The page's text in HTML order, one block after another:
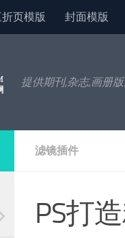
页模版 封面模版
提供期刊,杂志,画册
滤镜插件
PS打